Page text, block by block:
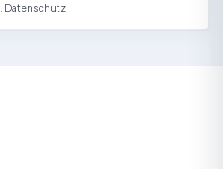
Datenschutz